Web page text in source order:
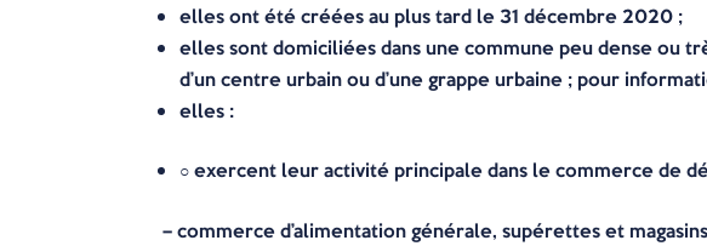
elles ont été créées au plus tard le 31 décembre 2020 ;
elles sont domiciliées dans une commune peu dense ou
d’un centre urbain ou d’une grappe urbaine ; pour
elles :
○ exercent leur activité principale dans le commerce de
– commerce d’alimentation générale, supérettes et